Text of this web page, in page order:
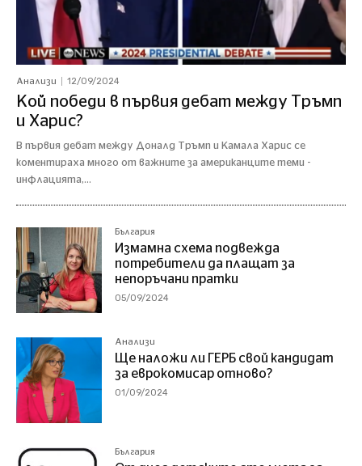
Анализи 12/09/2024
Кой победи в първия дебат между Тръмп
и Харис?
В първия дебат между Доналд Тръмп и Камала Харис се
коментираха много от важните за американците теми -
инфлацията,...
България
Измамна схема подвежда
потребители да плащат за
непоръчани пратки
05/09/2024
Анализи
Ще наложи ли ГЕРБ свой кандидат
за еврокомисар отново?
01/09/2024
България